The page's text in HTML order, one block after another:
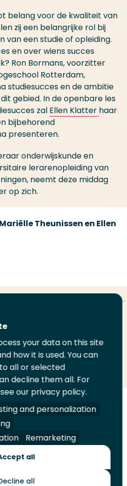
belang voor de kwaliteit van
zij een belangrijke rol bij
van een studie of opleiding.
en over wiens succes
Ron Bormans, voorzitter
Rotterdam,
studiesucces en de ambitie
gebied. In de openbare les
zal Ellen Klatter haar
bijbehorend
presenteren.
onderwijskunde en
lerarenopleiding van
neemt deze middag
op zich.
Theunissen en Ellen
Print
deze
pagina
A-Z Index
Contact
your data on this site
how it is used. You can
all or selected
decline them all. For
our privacy policy.
and personalization
Remarketing
all
all